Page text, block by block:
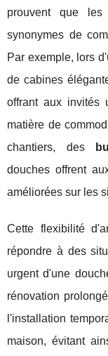
prouvent que
synonymes de
Par exemple, lors
de cabines
offrant aux invités
matière de
chantiers, des
douches offrent
améliorées sur les
Cette flexibilité
répondre à des
urgent d'une
rénovation
l'installation
maison, évitant